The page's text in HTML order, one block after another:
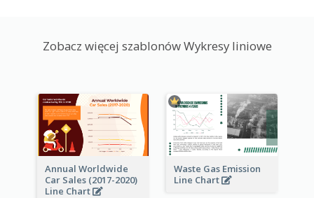
Zobacz więcej szablonów Wykresy liniowe
Annual Worldwide
Car Sales (2017-2020)
Line Chart
Waste Gas Emission
Line Chart